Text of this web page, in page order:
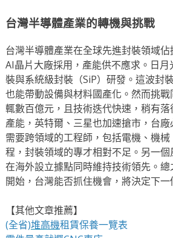
台灣半導體產業的轉機與挑戰
台灣半導體產業在全球先進封裝領域
AI晶片大廠採用，產能供不應求。日
裝與系統級封裝（SiP）研發。這波封
也能帶動設備與材料國產化。然而挑
輒數百億元，且技術迭代快速，稍有
產能，英特爾、三星也加速搶市，台
需要跨領域的工程師，包括電機、機
程，封裝領域的專才相對不足。另一
在海外設立據點同時維持技術領先。
開始，台灣能否抓住機會，將決定下一
【其他文章推薦】
(全省)堆高機租賃保養一覽表